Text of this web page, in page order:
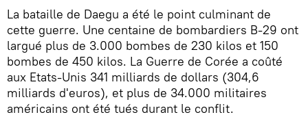
La bataille de Daegu a été le point culminant de
cette guerre. Une centaine de bombardiers B-29 ont
largué plus de 3.000 bombes de 230 kilos et 150
bombes de 450 kilos. La Guerre de Corée a coûté
aux Etats-Unis 341 milliards de dollars (304,6
milliards d'euros), et plus de 34.000 militaires
américains ont été tués durant le conflit.